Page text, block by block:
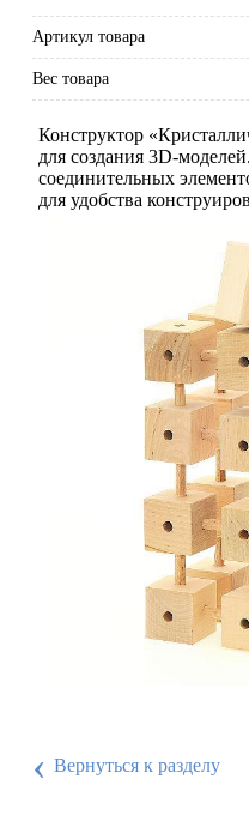
Артикул товара
Вес товара
Конструктор
для создания 3D-
соединительных
для удобства
‹ Вернуться к разделу